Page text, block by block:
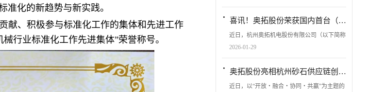
准化的新趋势与新实践。
献、积极参与标准化工作的集体和先进工作
行业标准化工作先进集体”荣誉称号。
业的智能化、绿色化提供了强有力的装备...
· 喜讯！奥拓股份荣获国内首台（套）装备认定！ Great News! AOTUO Secures Recognition as First-of-its-Kind Equipment in China!
近日，杭州奥拓机电股份有限公司（以下简称
“奥拓股份”）自主研发的“水泥熟料（煤炭）
持的高端装备产业领域，是港口物流中补短...
2026-01-29
· 奥拓股份亮相杭州砂石供应链创新交流会推动产业升级 Aotuo Presents at Hangzhou Sand and Aggregates Supply Chain Innovation Exchange to Drive Industry Upgrading
近日，以“开放・融合・协同・共赢”为主题的